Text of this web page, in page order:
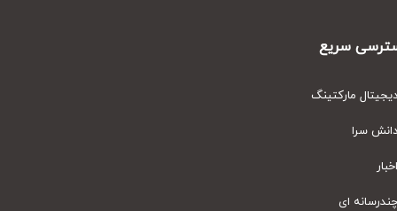
سریع
مارکتینگ
سرا
ای